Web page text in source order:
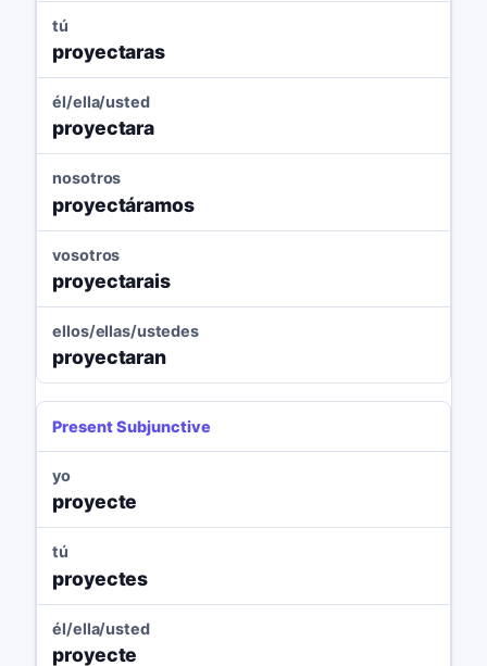
tú
proyectaras
él/ella/usted
proyectara
nosotros
proyectáramos
vosotros
proyectarais
ellos/ellas/ustedes
proyectaran
Present Subjunctive
yo
proyecte
tú
proyectes
él/ella/usted
proyecte